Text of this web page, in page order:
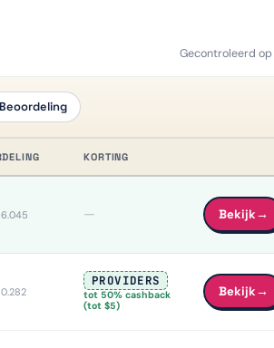
Gecontroleerd op
KORTING
info
— Bekijk→
meer info
info
PROVIDERS
tot 50% cashback
(tot $5)
Bekijk→